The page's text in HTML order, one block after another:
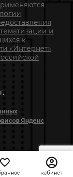
и
к
«Интернет»,
Яндекс
кабинет